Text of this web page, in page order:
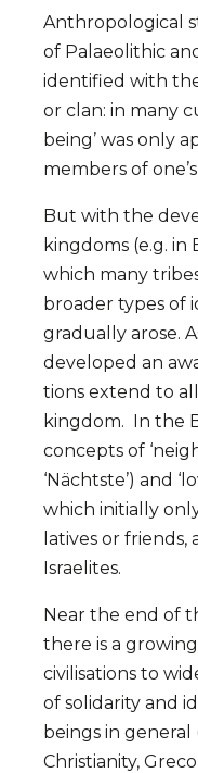
Anthropo­lo­gical
of Palaeolithic
iden­ti­fied with
or clan: in many
being’ was only
members of
But with the
kingdoms (e.g. in
which many
broa­der types of
gra­dual­ly arose.
developed an
tions ex­tend to
king­dom. In the
con­cepts of
‘Nächtste’) and
which initially
la­tives or
Israe­li­tes.
Near the end of
there is a
civilisations to
of solidarity and
beings in general
Chris­tiani­ty,